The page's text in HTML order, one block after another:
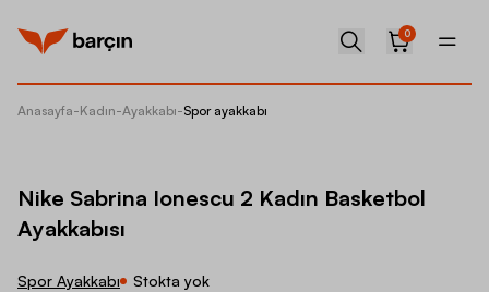
0
Anasayfa-Kadın-Ayakkabı-Spor ayakkabı
Nike Sabrina Ionescu 2 Kadın Basketbol
Ayakkabısı
Spor Ayakkabı Stokta yok